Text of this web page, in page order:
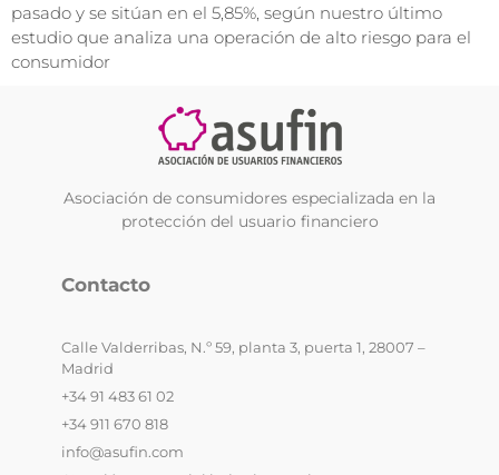
pasado y se sitúan en el 5,85%, según nuestro último
estudio que analiza una operación de alto riesgo para el
consumidor
Asociación de consumidores especializada en la
protección del usuario financiero
Contacto
Calle Valderribas, N.º 59, planta 3, puerta 1, 28007 –
Madrid
+34 91 483 61 02
+34 911 670 818
info@asufin.com